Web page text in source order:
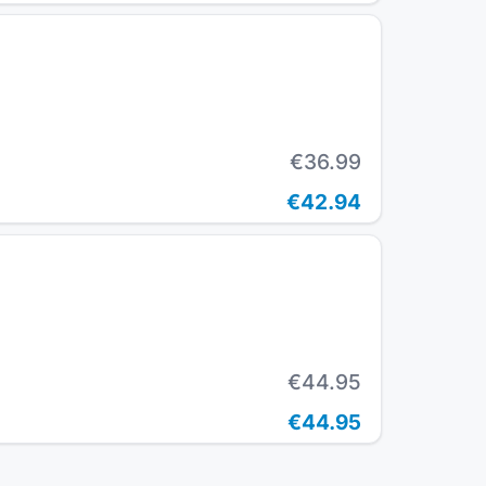
€36.99
€42.94
€44.95
€44.95